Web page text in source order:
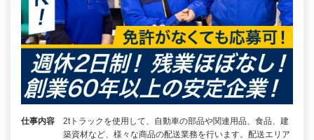
仕事内容
2tトラックを使用して、自動車の部品や関連用品、食品、建
築資材など、様々な商品の配送業務を行います。配送エリア